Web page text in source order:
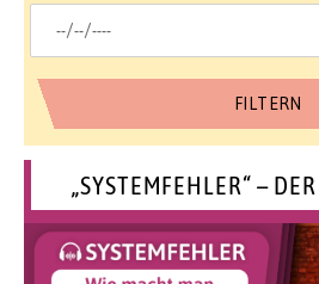
„SYSTEMFEHLER“ –